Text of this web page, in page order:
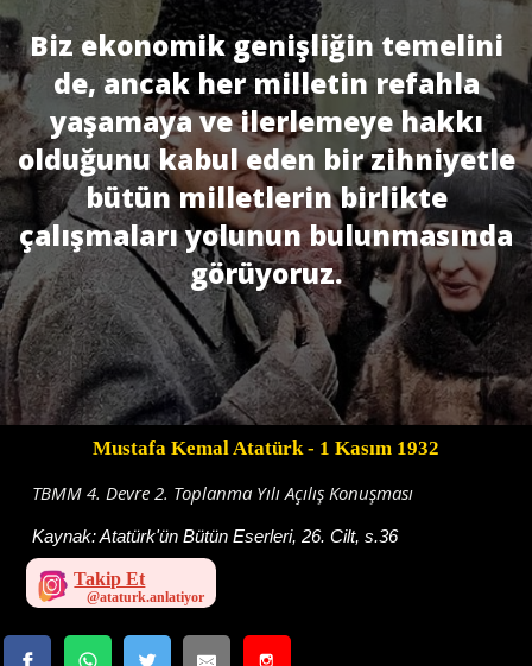
Biz ekonomik genişliğin temelini
de, ancak her milletin refahla
yaşamaya ve ilerlemeye hakkı
olduğunu kabul eden bir zihniyetle
bütün milletlerin birlikte
çalışmaları yolunun bulunmasında
görüyoruz.
Mustafa Kemal Atatürk- 1 Kasım 1932
TBMM 4. Devre 2. Toplanma Yılı Açılış Konuşması
Kaynak:Atatürk'ün Bütün Eserleri, 26. Cilt, s.36
Takip Et